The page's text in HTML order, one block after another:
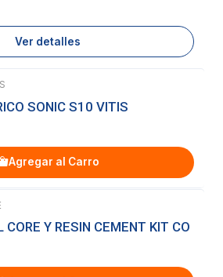
Ver detalles
SONIC S10 VITIS
Agregar al Carro
CORE Y RESIN CEMENT KIT CO